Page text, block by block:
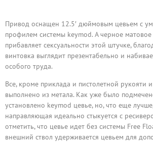
Привод оснащен 12.5′ дюймовым цевьем с
профилем системы keymod. А черное
прибавляет сексуальности этой штучке,
винтовка выглядит презентабельно и
особого труда.
Все, кроме приклада и пистолетной рукояти
выполнено из метала. Как уже было
установлено keymod цевье, но, что еще
направляющая идеально стыкуется с
отметить, что цевье идет без системы Free
внешний ствол удерживается цевьем для